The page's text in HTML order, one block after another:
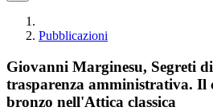
Pubblicazioni
Giovanni Marginesu, Segreti
trasparenza amministrativa. Il
bronzo nell'Attica classica